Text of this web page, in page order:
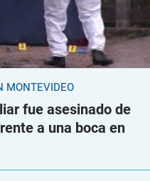
MONTEVIDEO
fue asesinado de
a una boca en